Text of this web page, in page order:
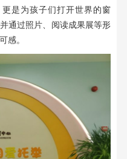
是为孩子们打开世界的窗
通过照片、阅读成果展等形
感。